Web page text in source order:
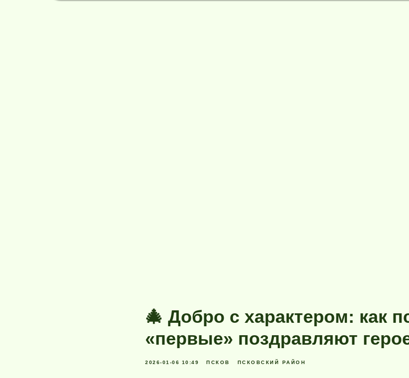
🎄 Добро с характером: как
«первые» поздравляют
2026-01-06 10:49 ПСКОВ ПСКОВСКИЙ РАЙОН